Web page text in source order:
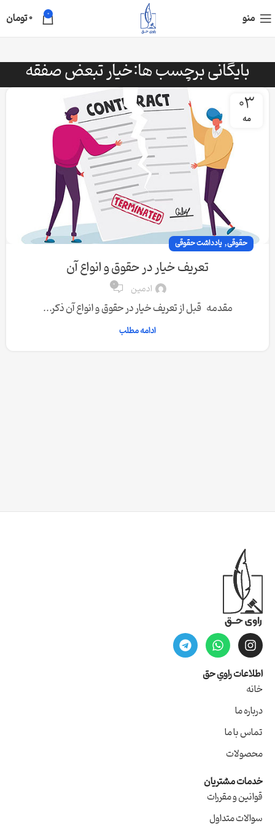
منو 0
0تومان
بایگانی برچسب ها:خیار تبعض صفقه
03
مه
حقوقی, یادداشت حقوقی
تعریف خیار در حقوق و انواع آن
ادمین 0
مقدمه قبل از تعریف خیار در حقوق و انواع آن ذکر...
ادامه مطلب
اطلاعات راویِ حق
خانه
درباره ما
تماس با ما
محصولات
خدمات مشتریان
قوانین و مقررات
سوالات متداول